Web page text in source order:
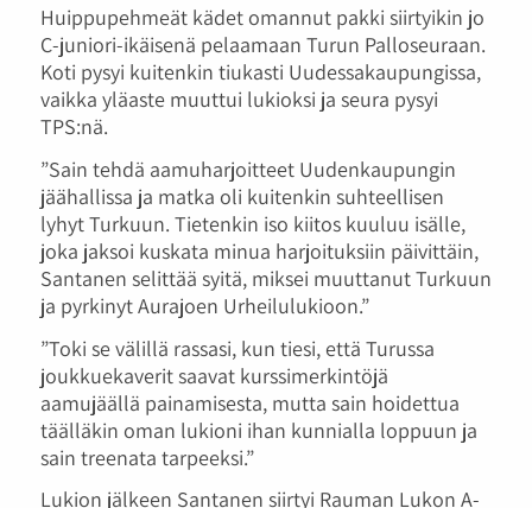
Huippupehmeät kädet omannut pakki siirtyikin jo
C-juniori-ikäisenä pelaamaan Turun Palloseuraan.
Koti pysyi kuitenkin tiukasti Uudessakaupungissa,
vaikka yläaste muuttui lukioksi ja seura pysyi
TPS:nä.
”Sain tehdä aamuharjoitteet Uudenkaupungin
jäähallissa ja matka oli kuitenkin suhteellisen
lyhyt Turkuun. Tietenkin iso kiitos kuuluu isälle,
joka jaksoi kuskata minua harjoituksiin päivittäin,
Santanen selittää syitä, miksei muuttanut Turkuun
ja pyrkinyt Aurajoen Urheilulukioon.”
”Toki se välillä rassasi, kun tiesi, että Turussa
joukkuekaverit saavat kurssimerkintöjä
aamujäällä painamisesta, mutta sain hoidettua
täälläkin oman lukioni ihan kunnialla loppuun ja
sain treenata tarpeeksi.”
Lukion jälkeen Santanen siirtyi Rauman Lukon A-